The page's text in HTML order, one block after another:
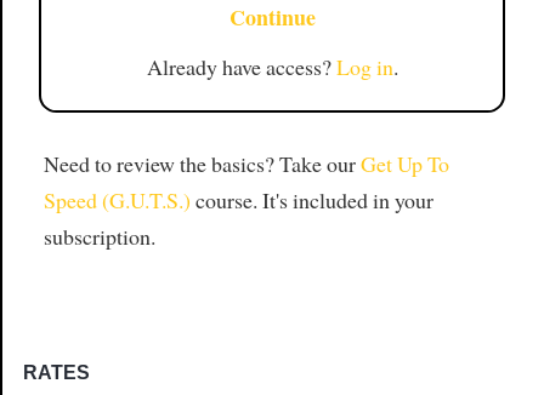
Continue
Already have access?Log in.
Need to review the basics? Take ourGet Up To
Speed (G.U.T.S.) course. It's included in your
subscription.
RATES